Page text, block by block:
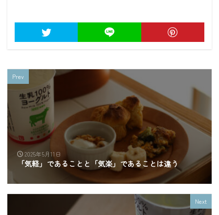
Prev
2025年5月11日
「気軽」であることと「気楽」であることは違う
Next